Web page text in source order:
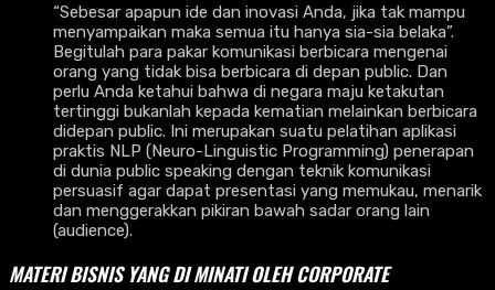
“Sebesar apapun ide dan inovasi Anda, jika tak mampu
menyampaikan maka semua itu hanya sia-sia belaka”.
Begitulah para pakar komunikasi berbicara mengenai
orang yang tidak bisa berbicara di depan public. Dan
perlu Anda ketahui bahwa di negara maju ketakutan
tertinggi bukanlah kepada kematian melainkan berbicara
didepan public. Ini merupakan suatu pelatihan aplikasi
praktis NLP (Neuro-Linguistic Programming) penerapan
di dunia public speaking dengan teknik komunikasi
persuasif agar dapat presentasi yang memukau, menarik
dan menggerakkan pikiran bawah sadar orang lain
(audience).
MATERI BISNIS YANG DI MINATI OLEH CORPORATE